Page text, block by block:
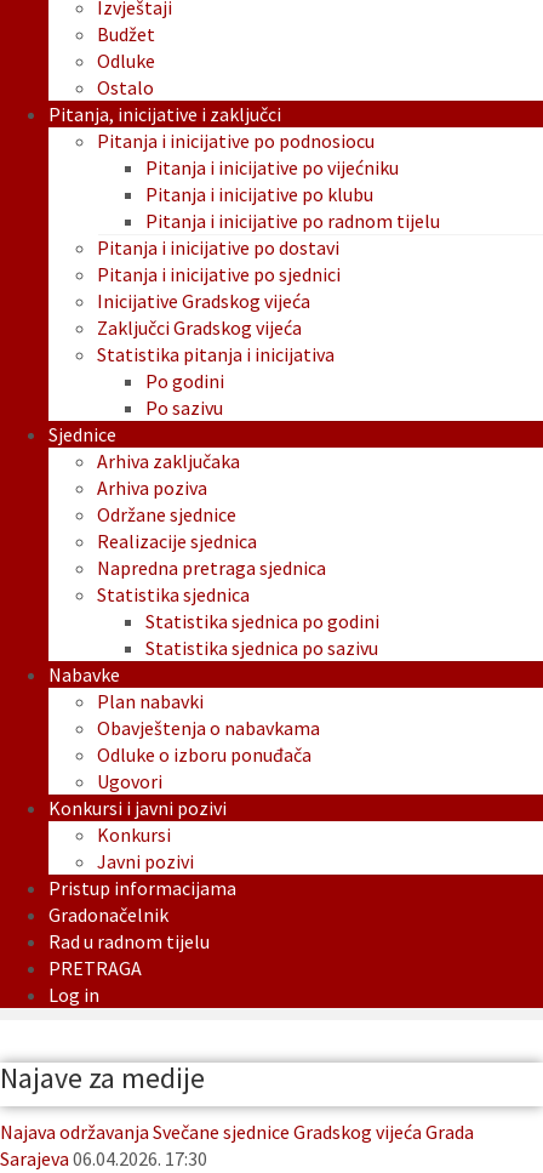
Izvještaji
Budžet
Odluke
Ostalo
Pitanja, inicijative i zaključci
Pitanja i inicijative po podnosiocu
Pitanja i inicijative po vijećniku
Pitanja i inicijative po klubu
Pitanja i inicijative po radnom tijelu
Pitanja i inicijative po dostavi
Pitanja i inicijative po sjednici
Inicijative Gradskog vijeća
Zaključci Gradskog vijeća
Statistika pitanja i inicijativa
Po godini
Po sazivu
Sjednice
Arhiva zaključaka
Arhiva poziva
Održane sjednice
Realizacije sjednica
Napredna pretraga sjednica
Statistika sjednica
Statistika sjednica po godini
Statistika sjednica po sazivu
Nabavke
Plan nabavki
Obavještenja o nabavkama
Odluke o izboru ponuđača
Ugovori
Konkursi i javni pozivi
Konkursi
Javni pozivi
Pristup informacijama
Gradonačelnik
Rad u radnom tijelu
PRETRAGA
Log in
Najave za medije
Najava održavanja Svečane sjednice Gradskog vijeća Grada
Sarajeva 06.04.2026. 17:30